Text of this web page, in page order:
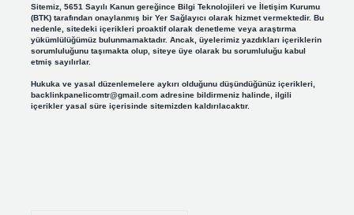
Sitemiz, 5651 Sayılı Kanun gereğince Bilgi Teknolojileri ve İletişim Kurumu
(BTK) tarafından onaylanmış bir Yer Sağlayıcı olarak hizmet vermektedir. Bu
nedenle, sitedeki içerikleri proaktif olarak denetleme veya araştırma
yükümlülüğümüz bulunmamaktadır. Ancak, üyelerimiz yazdıkları içeriklerin
sorumluluğunu taşımakta olup, siteye üye olarak bu sorumluluğu kabul
etmiş sayılırlar.
Hukuka ve yasal düzenlemelere aykırı olduğunu düşündüğünüz içerikleri,
backlinkpanelicomtr@gmail.comadresine bildirmeniz halinde, ilgili
içerikler yasal süre içerisinde sitemizden kaldırılacaktır.